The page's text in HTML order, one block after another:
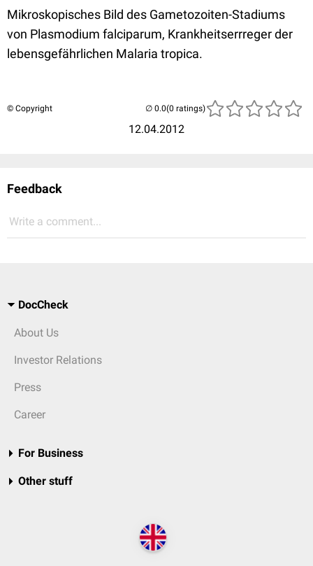
Mikroskopisches Bild des Gametozoiten-Stadiums
von Plasmodium falciparum, Krankheitserrreger der
lebensgefährlichen Malaria tropica.
© Copyright
12.04.2012
(0 ratings)
Feedback
Write a comment...
DocCheck
About Us
Investor Relations
Press
Career
For Business
Other stuff